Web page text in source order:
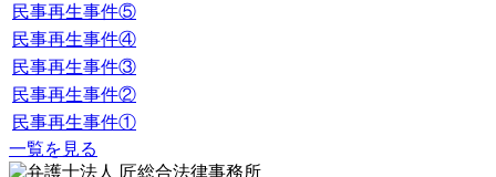
民事再生事件⑤
民事再生事件④
民事再生事件③
民事再生事件②
民事再生事件①
一覧を見る